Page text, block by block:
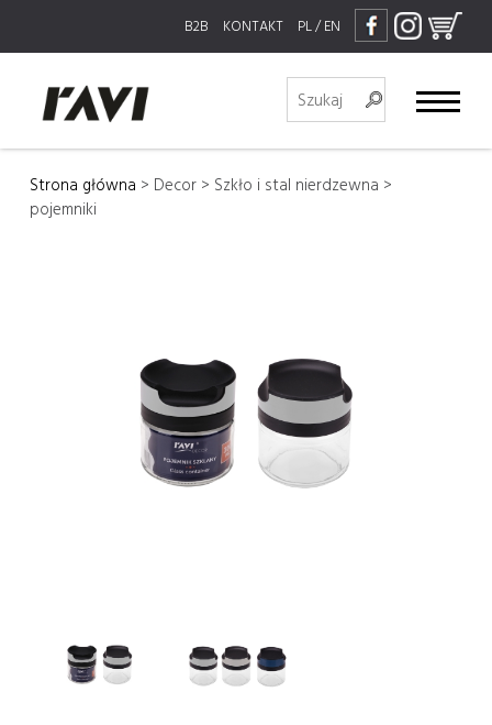
B2B KONTAKT PL/EN
Strona główna > Decor> Szkło i stal nierdzewna >
pojemniki